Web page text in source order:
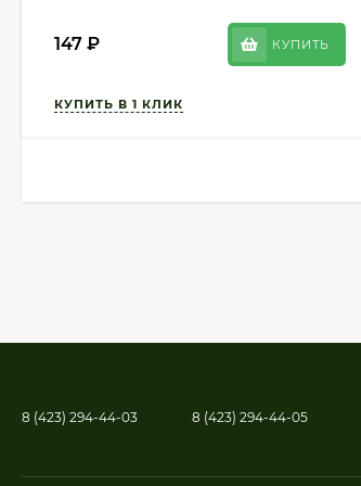
147 ₽ КУПИТЬ
8 (423) 294-44-03 8 (423) 294-44-05